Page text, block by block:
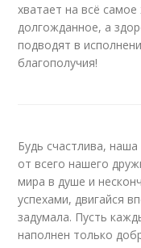
хватает на всё
долгожданное, а
подводят в
благополучия!
Будь счастлива,
от всего нашего
мира в душе и
успехами, двигайся
задумала. Пусть
наполнен только